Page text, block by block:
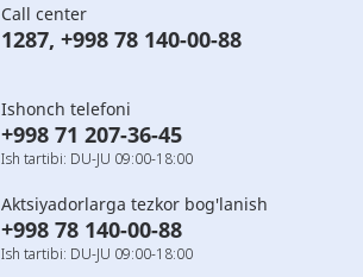
Call center
1287, +998 78 140-00-88
Ishonch telefoni
+998 71 207-36-45
Ish tartibi: DU-JU 09:00-18:00
Aktsiyadorlarga tezkor bog'lanish
+998 78 140-00-88
Ish tartibi: DU-JU 09:00-18:00